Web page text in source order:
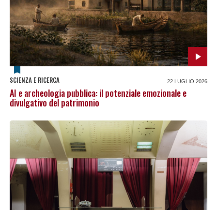
SCIENZA E RICERCA 22 LUGLIO 2026
AI e archeologia pubblica: il potenziale emozionale e
divulgativo del patrimonio